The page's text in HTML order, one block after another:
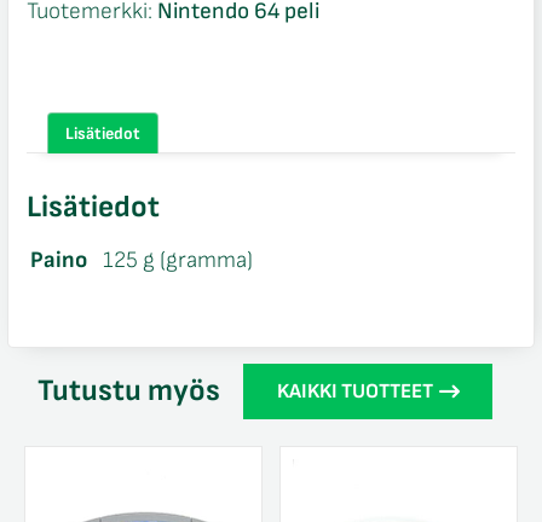
Tuotemerkki: Nintendo 64 peli
Lisätiedot
Lisätiedot
Paino 125 g (gramma)
Tutustu myös KAIKKI TUOTTEET